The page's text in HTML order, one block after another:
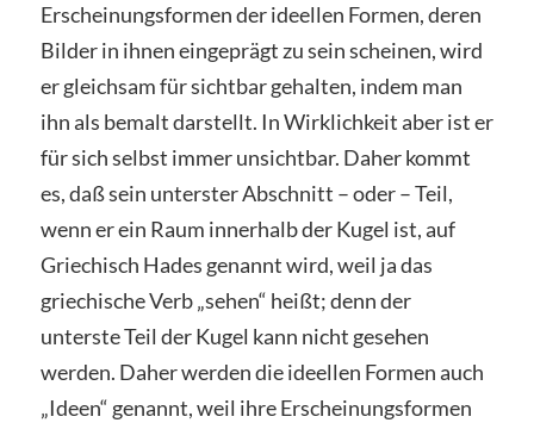
Erscheinungsformen der ideellen Formen, deren
Bilder in ihnen eingeprägt zu sein scheinen, wird
er gleichsam für sichtbar gehalten, indem man
ihn als bemalt darstellt. In Wirklichkeit aber ist er
für sich selbst immer unsichtbar. Daher kommt
es, daß sein unterster Abschnitt – oder – Teil,
wenn er ein Raum innerhalb der Kugel ist, auf
Griechisch Hades genannt wird, weil ja das
griechische Verb „sehen“ heißt; denn der
unterste Teil der Kugel kann nicht gesehen
werden. Daher werden die ideellen Formen auch
„Ideen“ genannt, weil ihre Erscheinungsformen